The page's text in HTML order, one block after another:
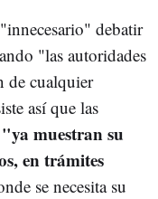
debatir
"las autoridades
de cualquier
así que las
"ya muestran su
en trámites
se necesita su